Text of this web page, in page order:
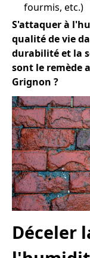
fourmis, etc.)
S'attaquer à
qualité de vie
durabilité et la
sont le remède
Grignon ?
Déceler